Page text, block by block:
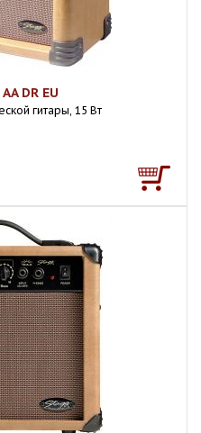
DR EU
гитары, 15 Вт